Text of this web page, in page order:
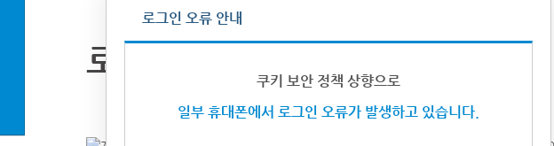
로그인/로그아웃
로그인 오류 안내
쿠키 보안 정책 상향으로
일부 휴대폰에서 로그인 오류가 발생하고 있습니다.